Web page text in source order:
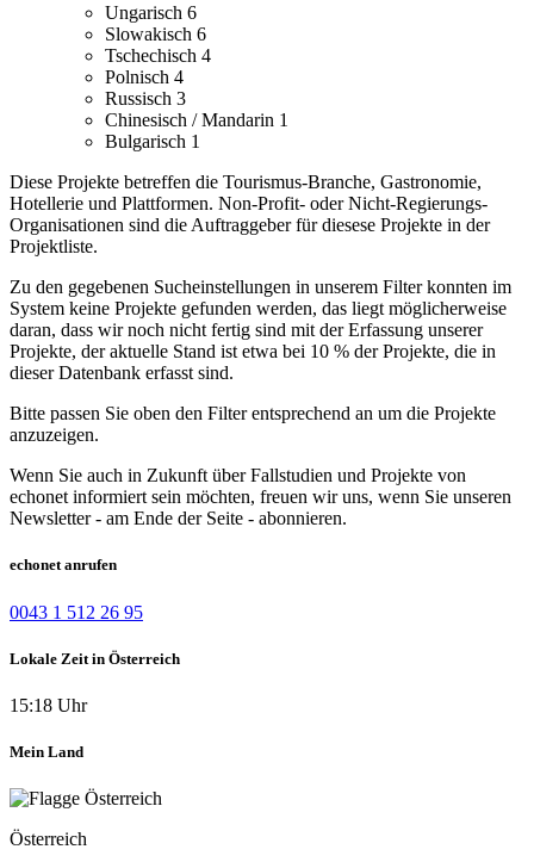
Ungarisch 6
Slowakisch 6
Tschechisch 4
Polnisch 4
Russisch 3
Chinesisch / Mandarin 1
Bulgarisch 1
Diese Projekte betreffen die Tourismus-Branche, Gastronomie,
Hotellerie und Plattformen. Non-Profit- oder Nicht-Regierungs-
Organisationen sind die Auftraggeber für diesese Projekte in der
Projektliste.
Zu den gegebenen Sucheinstellungen in unserem Filter konnten im
System keine Projekte gefunden werden, das liegt möglicherweise
daran, dass wir noch nicht fertig sind mit der Erfassung unserer
Projekte, der aktuelle Stand ist etwa bei 10 % der Projekte, die in
dieser Datenbank erfasst sind.
Bitte passen Sie oben den Filter entsprechend an um die Projekte
anzuzeigen.
Wenn Sie auch in Zukunft über Fallstudien und Projekte von
echonet informiert sein möchten, freuen wir uns, wenn Sie unseren
Newsletter - am Ende der Seite - abonnieren.
echonet anrufen
0043 1 512 26 95
Lokale Zeit in Österreich
15:18 Uhr
Mein Land
Österreich